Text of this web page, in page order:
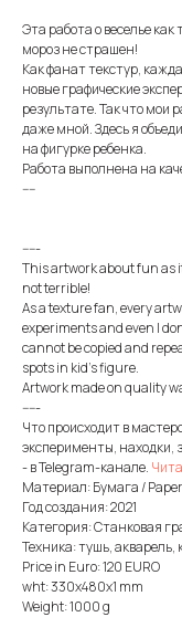
Эта работа о веселье
мороз не страшен!
Как фанат текстур,
новые графические
результате. Так что мои
даже мной. Здесь я
на фигурке ребенка.
Работа выполнена на
----
-----
This artwork about fun as
not terrible!
As a texture fan, every
experiments and even I
cannot be copied and
spots in kid's figure.
Artwork made on quality
-----
Что происходит в
эксперименты, находки,
- в Telegram-канале.
Материал: Бумага / Paper
Год создания: 2021
Категория: Станковая
Техника: тушь,
Price in Euro: 120 EURO
wht: 330x480x1 mm
Weight: 1000 g